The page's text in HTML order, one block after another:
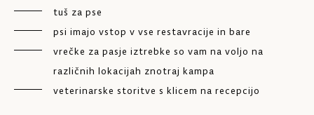
tuš za pse
psi imajo vstop v vse restavracije in bare
vrečke za pasje iztrebke so vam na voljo na
različnih lokacijah znotraj kampa
veterinarske storitve s klicem na recepcijo